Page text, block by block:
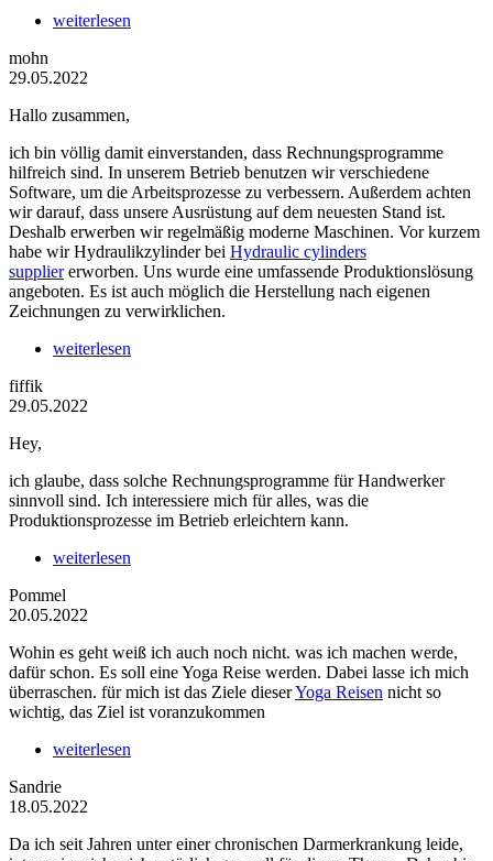
weiterlesen
mohn
29.05.2022
Hallo zusammen,
ich bin völlig damit einverstanden, dass Rechnungsprogramme
hilfreich sind. In unserem Betrieb benutzen wir verschiedene
Software, um die Arbeitsprozesse zu verbessern. Außerdem achten
wir darauf, dass unsere Ausrüstung auf dem neuesten Stand ist.
Deshalb erwerben wir regelmäßig moderne Maschinen. Vor kurzem
habe wir Hydraulikzylinder bei Hydraulic cylinders
suppliererworben. Uns wurde eine umfassende Produktionslösung
angeboten. Es ist auch möglich die Herstellung nach eigenen
Zeichnungen zu verwirklichen.
weiterlesen
fiffik
29.05.2022
Hey,
ich glaube, dass solche Rechnungsprogramme für Handwerker
sinnvoll sind. Ich interessiere mich für alles, was die
Produktionsprozesse im Betrieb erleichtern kann.
weiterlesen
Pommel
20.05.2022
Wohin es geht weiß ich auch noch nicht. was ich machen werde,
dafür schon. Es soll eine Yoga Reise werden. Dabei lasse ich mich
überraschen. für mich ist das Ziele dieserYoga Reisen nicht so
wichtig, das Ziel ist voranzukommen
weiterlesen
Sandrie
18.05.2022
Da ich seit Jahren unter einer chronischen Darmerkrankung leide,